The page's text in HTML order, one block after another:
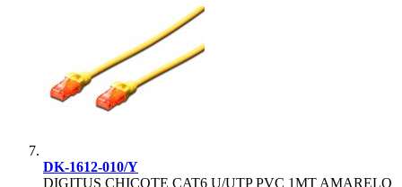
DK-1612-010/Y
DIGITUS CHICOTE CAT6 U/UTP PVC 1MT AMARELO